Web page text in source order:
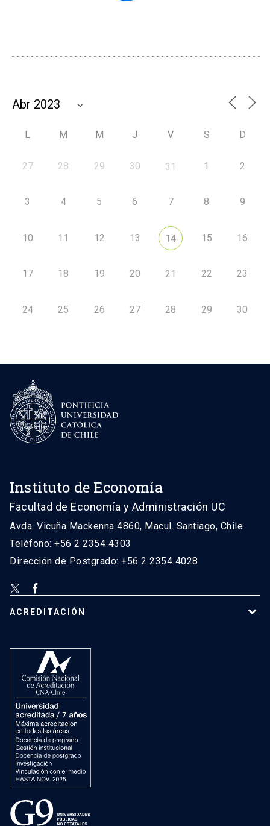
L M M J V S D
27 28 29 30 31 1 2
3 4 5 6 7 8 9
10 11 12 13 14 15 16
17 18 19 20 21 22 23
24 25 26 27 28 29 30
Instituto de Economía
Facultad de Economía y Administración UC
Avda. Vicuña Mackenna 4860, Macul. Santiago, Chile
Teléfono: +56 2 2354 4303
Dirección de Postgrado: +56 2 2354 4028
ACREDITACIÓN